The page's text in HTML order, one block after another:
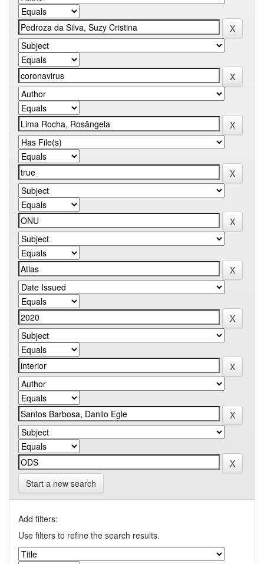
Start a new search
Add filters:
Use filters to refine the search results.